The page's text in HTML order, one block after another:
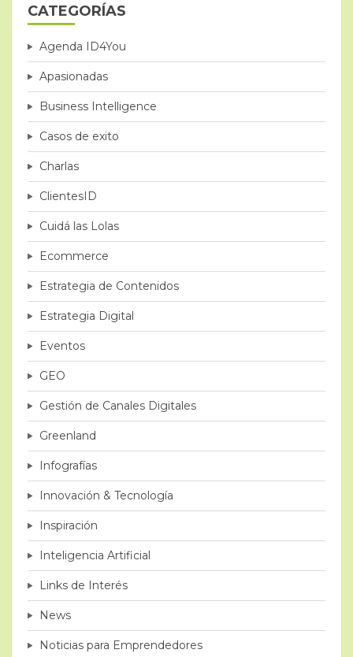
CATEGORÍAS
Agenda ID4You
Apasionadas
Business Intelligence
Casos de exito
Charlas
ClientesID
Cuidá las Lolas
Ecommerce
Estrategia de Contenidos
Estrategia Digital
Eventos
GEO
Gestión de Canales Digitales
Greenland
Infografías
Innovación & Tecnología
Inspiración
Inteligencia Artificial
Links de Interés
News
Noticias para Emprendedores